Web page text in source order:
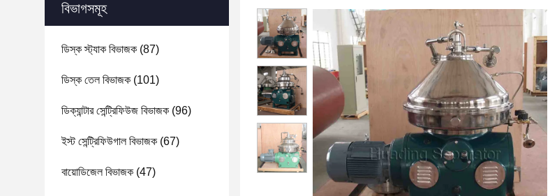
বিভাগসমূহ
ডিস্ক স্ট্যাক বিভাজক (87)
ডিস্ক তেল বিভাজক (101)
ডিক্যান্টার সেন্ট্রিফিউজ বিভাজক (96)
ইস্ট সেন্ট্রিফিউগাল বিভাজক (67)
বায়োডিজেল বিভাজক (47)